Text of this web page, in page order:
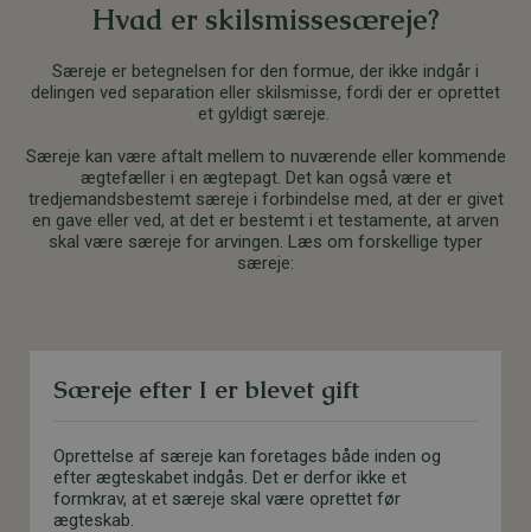
Hvad er skilsmissesæreje?
Særeje er betegnelsen for den formue, der ikke indgår i
delingen ved separation eller skilsmisse, fordi der er oprettet
et gyldigt særeje.
Særeje kan være aftalt mellem to nuværende eller kommende
ægtefæller i en ægtepagt. Det kan også være et
tredjemandsbestemt særeje i forbindelse med, at der er givet
en gave eller ved, at det er bestemt i et testamente, at arven
skal være særeje for arvingen. Læs om forskellige typer
særeje:
Særeje efter I er blevet gift
Oprettelse af særeje kan foretages både inden og
efter ægteskabet indgås. Det er derfor ikke et
formkrav, at et særeje skal være oprettet før
ægteskab.